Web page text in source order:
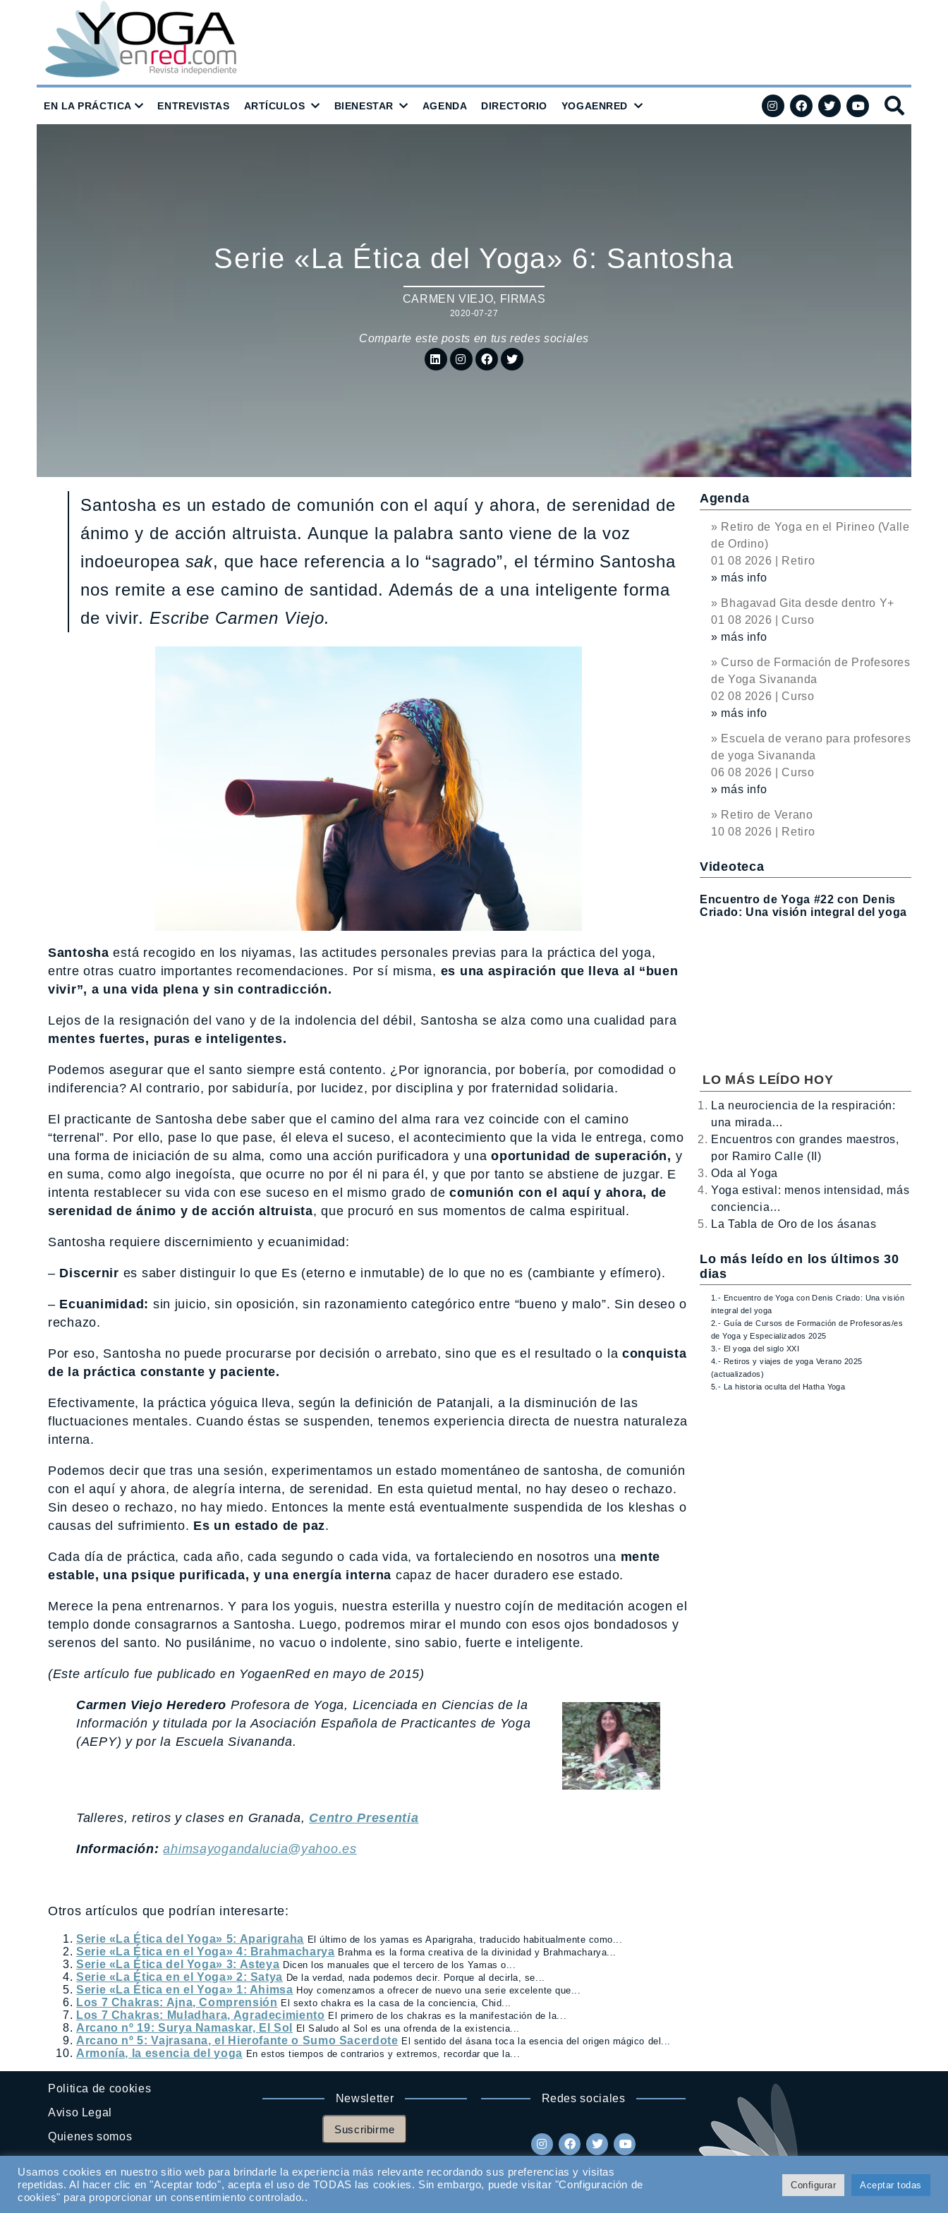
EN LA PRÁCTICA ENTREVISTAS ARTÍCULOS BIENESTAR AGENDA DIRECTORIO YOGAENRED
Serie «La Ética del Yoga» 6: Santosha
CARMEN VIEJO, FIRMAS
2020-07-27
Comparte este posts en tus redes sociales
Santosha es un estado de comunión con el aquí y ahora, de serenidad de
ánimo y de acción altruista. Aunque la palabra santo viene de la voz
indoeuropeasak, que hace referencia a lo “sagrado”, el término Santosha
nos remite a ese camino de santidad. Además de a una inteligente forma
de vivir. Escribe Carmen Viejo.
Santosha está recogido en los niyamas, las actitudes personales previas para la práctica del yoga,
entre otras cuatro importantes recomendaciones. Por sí misma, es una aspiración que lleva al “buen
vivir”, a una vida plena y sin contradicción.
Lejos de la resignación del vano y de la indolencia del débil, Santosha se alza como una cualidad para
mentes fuertes, puras e inteligentes.
Podemos asegurar que el santo siempre está contento. ¿Por ignorancia, por bobería, por comodidad o
indiferencia? Al contrario, por sabiduría, por lucidez, por disciplina y por fraternidad solidaria.
El practicante de Santosha debe saber que el camino del alma rara vez coincide con el camino
“terrenal”. Por ello, pase lo que pase, él eleva el suceso, el acontecimiento que la vida le entrega, como
una forma de iniciación de su alma, como una acción purificadora y unaoportunidad de superación, y
en suma, como algo inegoísta, que ocurre no por él ni para él, y que por tanto se abstiene de juzgar. E
intenta restablecer su vida con ese suceso en el mismo grado decomunión con el aquí y ahora, de
serenidad de ánimo y de acción altruista, que procuró en sus momentos de calma espiritual.
Santosha requiere discernimiento y ecuanimidad:
– Discernir es saber distinguir lo que Es (eterno e inmutable) de lo que no es (cambiante y efímero).
– Ecuanimidad: sin juicio, sin oposición, sin razonamiento categórico entre “bueno y malo”. Sin deseo o
rechazo.
Por eso, Santosha no puede procurarse por decisión o arrebato, sino que es el resultado o la conquista
de la práctica constante y paciente.
Efectivamente, la práctica yóguica lleva, según la definición de Patanjali, a la disminución de las
fluctuaciones mentales. Cuando éstas se suspenden, tenemos experiencia directa de nuestra naturaleza
interna.
Podemos decir que tras una sesión, experimentamos un estado momentáneo de santosha, de comunión
con el aquí y ahora, de alegría interna, de serenidad. En esta quietud mental, no hay deseo o rechazo.
Sin deseo o rechazo, no hay miedo. Entonces la mente está eventualmente suspendida de los kleshas o
causas del sufrimiento. Es un estado de paz.
Cada día de práctica, cada año, cada segundo o cada vida, va fortaleciendo en nosotros una mente
estable, una psique purificada, y una energía interna capaz de hacer duradero ese estado.
Merece la pena entrenarnos. Y para los yoguis, nuestra esterilla y nuestro cojín de meditación acogen el
templo donde consagrarnos a Santosha. Luego, podremos mirar el mundo con esos ojos bondadosos y
serenos del santo. No pusilánime, no vacuo o indolente, sino sabio, fuerte e inteligente.
(Este artículo fue publicado en YogaenRed en mayo de 2015)
Carmen Viejo Heredero Profesora de Yoga, Licenciada en Ciencias de la
Información y titulada por la Asociación Española de Practicantes de Yoga
(AEPY) y por la Escuela Sivananda.
Talleres, retiros y clases en Granada, Centro Presentia
Información: ahimsayogandalucia@yahoo.es
Otros artículos que podrían interesarte:
Serie «La Ética del Yoga» 5: Aparigraha El último de los yamas es Aparigraha, traducido habitualmente como...
Serie «La Ética en el Yoga» 4: Brahmacharya Brahma es la forma creativa de la divinidad y Brahmacharya...
Serie «La Ética del Yoga» 3: Asteya Dicen los manuales que el tercero de los Yamas o...
Serie «La Ética en el Yoga» 2: Satya De la verdad, nada podemos decir. Porque al decirla, se...
Serie «La Ética en el Yoga» 1: Ahimsa Hoy comenzamos a ofrecer de nuevo una serie excelente que...
Los 7 Chakras: Ajna, Comprensión El sexto chakra es la casa de la conciencia, Chid...
Los 7 Chakras: Muladhara, Agradecimiento El primero de los chakras es la manifestación de la...
Arcano nº 19: Surya Namaskar, El Sol El Saludo al Sol es una ofrenda de la existencia...
Arcano nº 5: Vajrasana, el Hierofante o Sumo Sacerdote El sentido del ásana toca la esencia del origen mágico del...
Armonía, la esencia del yoga En estos tiempos de contrarios y extremos, recordar que la...
Agenda
» Retiro de Yoga en el Pirineo (Valle
de Ordino)
01 08 2026 | Retiro
» más info
» Bhagavad Gita desde dentro Y+
01 08 2026 | Curso
» más info
» Curso de Formación de Profesores
de Yoga Sivananda
02 08 2026 | Curso
» más info
» Escuela de verano para profesores
de yoga Sivananda
06 08 2026 | Curso
» más info
» Retiro de Verano
10 08 2026 | Retiro
Videoteca
Encuentro de Yoga #22 con Denis
Criado: Una visión integral del yoga
LO MÁS LEÍDO HOY
La neurociencia de la respiración:
una mirada…
Encuentros con grandes maestros,
por Ramiro Calle (II)
Oda al Yoga
Yoga estival: menos intensidad, más
conciencia…
La Tabla de Oro de los ásanas
Lo más leído en los últimos 30
dias
1.- Encuentro de Yoga con Denis Criado: Una visión
integral del yoga
2.- Guía de Cursos de Formación de Profesoras/es
de Yoga y Especializados 2025
3.- El yoga del siglo XXI
4.- Retiros y viajes de yoga Verano 2025
(actualizados)
5.- La historia oculta del Hatha Yoga
Politica de cookies
Aviso Legal
Quienes somos
Newsletter
Suscribirme
Redes sociales
Usamos cookies en nuestro sitio web para brindarle la experiencia más relevante recordando sus preferencias y visitas
repetidas. Al hacer clic en "Aceptar todo", acepta el uso de TODAS las cookies. Sin embargo, puede visitar "Configuración de
cookies" para proporcionar un consentimiento controlado..
Configurar Aceptar todas